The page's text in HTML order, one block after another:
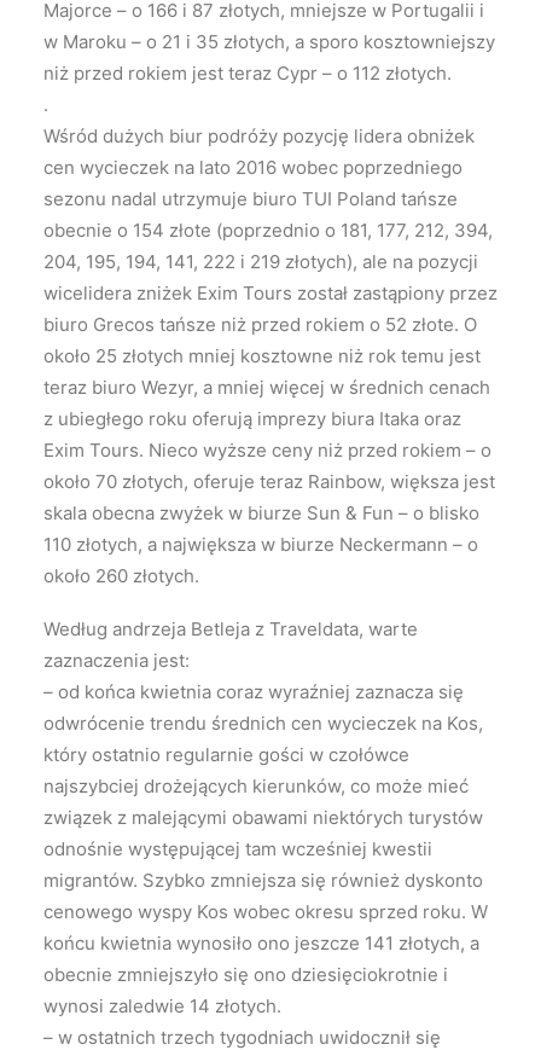
Majorce – o 166 i 87 złotych, mniejsze w Portugalii i
w Maroku – o 21 i 35 złotych, a sporo kosztowniejszy
niż przed rokiem jest teraz Cypr – o 112 złotych.
.
Wśród dużych biur podróży pozycję lidera obniżek
cen wycieczek na lato 2016 wobec poprzedniego
sezonu nadal utrzymuje biuro TUI Poland tańsze
obecnie o 154 złote (poprzednio o 181, 177, 212, 394,
204, 195, 194, 141, 222 i 219 złotych), ale na pozycji
wicelidera zniżek Exim Tours został zastąpiony przez
biuro Grecos tańsze niż przed rokiem o 52 złote. O
około 25 złotych mniej kosztowne niż rok temu jest
teraz biuro Wezyr, a mniej więcej w średnich cenach
z ubiegłego roku oferują imprezy biura Itaka oraz
Exim Tours. Nieco wyższe ceny niż przed rokiem – o
około 70 złotych, oferuje teraz Rainbow, większa jest
skala obecna zwyżek w biurze Sun & Fun – o blisko
110 złotych, a największa w biurze Neckermann – o
około 260 złotych.
Według andrzeja Betleja z Traveldata, warte
zaznaczenia jest:
– od końca kwietnia coraz wyraźniej zaznacza się
odwrócenie trendu średnich cen wycieczek na Kos,
który ostatnio regularnie gości w czołówce
najszybciej drożejących kierunków, co może mieć
związek z malejącymi obawami niektórych turystów
odnośnie występującej tam wcześniej kwestii
migrantów. Szybko zmniejsza się również dyskonto
cenowego wyspy Kos wobec okresu sprzed roku. W
końcu kwietnia wynosiło ono jeszcze 141 złotych, a
obecnie zmniejszyło się ono dziesięciokrotnie i
wynosi zaledwie 14 złotych.
– w ostatnich trzech tygodniach uwidocznił się